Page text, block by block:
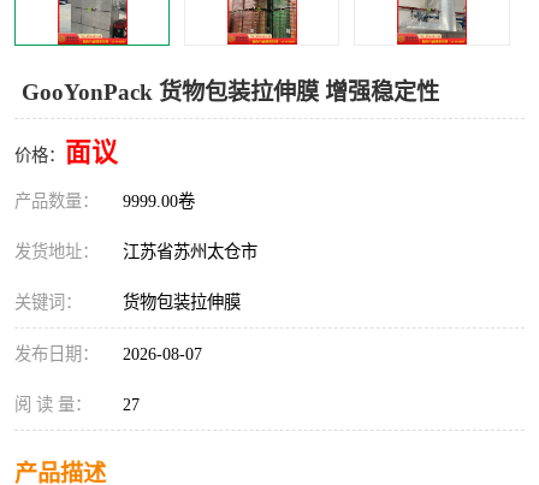
GooYonPack 货物包装拉伸膜 增强稳定性
价格： 面议
产品数量： 9999.00卷
发货地址： 江苏省苏州太仓市
关键词： 货物包装拉伸膜
发布日期： 2026-08-07
阅 读 量： 27
产品描述